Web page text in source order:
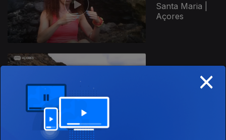
Santa Maria |
Açores
29 abr. 2025
×